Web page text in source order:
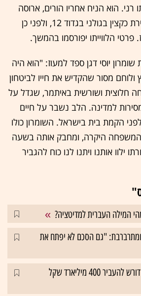
רני. הוא הניח אחריו הורים, ארוסה
ושישה אחים. מעוז שירת כקצין בגולני בגדוד 12, ולפני כן
פרטי הלווייתו יפורסמו בהמשך.
יוסי דגן ספד למעוז: "הוא היה
ולוחם מסור שהקדיש את חייו לביטחון
חלוצית ושורשית באיתמר, שגדל על
למדינה. הלב נשבר על חיים
הקמת בית בישראל. השומרון כולו
המשפחה היקרה, ומחבק אותה בשעה
ילוו אותנו ויתנו לנו כוח להגביר
המילה העברית למדיטציה?
ומתרברבת: "גם הסכם לא יפתח את
חשיפת גלובס: נתניהו דורש להעביר 400 מיליארד שקל